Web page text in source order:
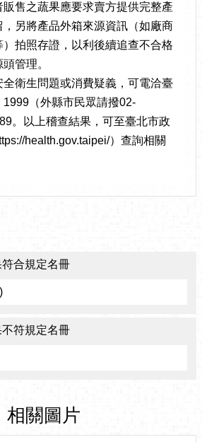
販售之蔬果應要求賣方提供完整產
另將產品外箱來源資訊（如廠商
拍照存證，以利後續追查不合格
管理。
衛生問題或消費疑義，可電洽臺
（外縣市民眾請撥02-
。以上稽查結果，可至臺北市政
health.gov.taipei/）查詢相關
合規定名冊
符規定名冊
相關圖片